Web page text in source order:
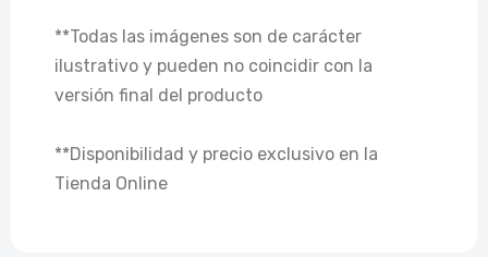
**Todas las imágenes son de carácter
ilustrativo y pueden no coincidir con la
versión final del producto
**Disponibilidad y precio exclusivo en la
Tienda Online